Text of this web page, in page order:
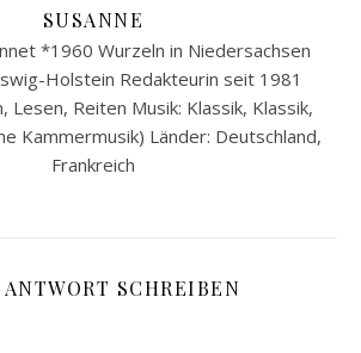
SUSANNE
*1960 Wurzeln in Niedersachsen
Holstein Redakteurin seit 1981
Lesen, Reiten Musik: Klassik, Klassik,
Kammermusik) Länder: Deutschland,
Frankreich
SCHREIBEN